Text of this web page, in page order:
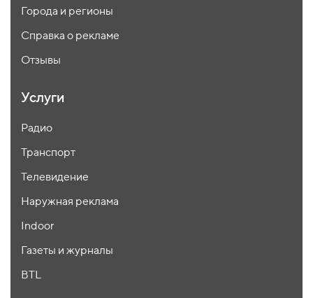
Города и регионы
Справка о рекламе
Отзывы
Услуги
Радио
Транспорт
Телевидение
Наружная реклама
Indoor
Газеты и журналы
BTL